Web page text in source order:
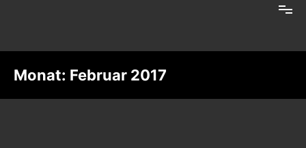
Monat: Februar 2017